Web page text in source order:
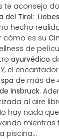
te aconsejo
del Tirol:
hecho
cómo es su
de
ayurvédico
el encantador
spa de más de
Insbruck.
al aire
hay nada
mientras
piscina…